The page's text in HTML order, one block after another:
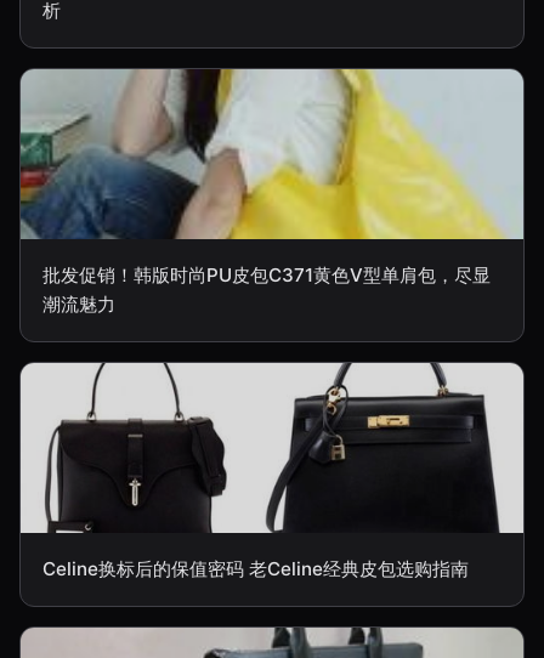
析
批发促销！韩版时尚PU皮包C371黄色V型单肩包，尽显
潮流魅力
Celine换标后的保值密码 老Celine经典皮包选购指南